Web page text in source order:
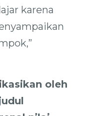
karena
oleh